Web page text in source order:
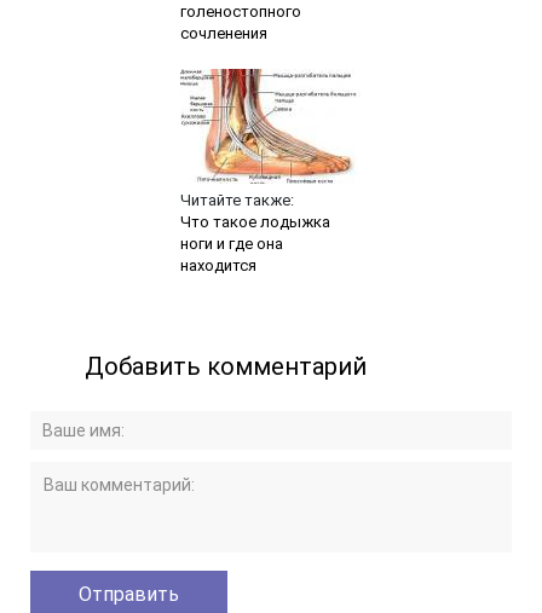
голеностопного
сочленения
Читайте также:
Что такое лодыжка
ноги и где она
находится
Добавить комментарий